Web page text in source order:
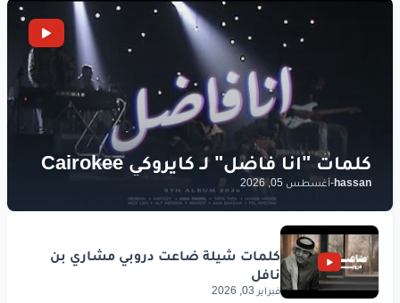
hassan
-أغسطس 05, 2026
فبراير 03, 2026